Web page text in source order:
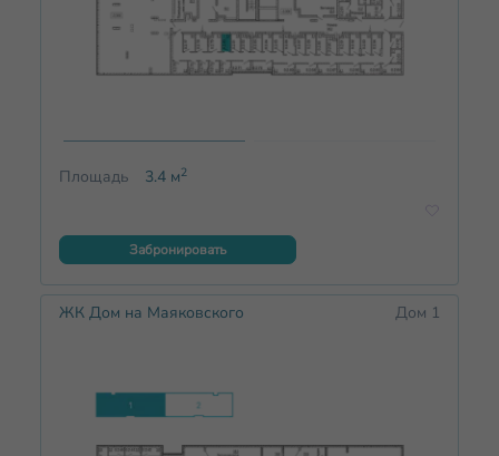
Площадь 3.4м2
Забронировать
ЖК Дом на Маяковского Дом 1